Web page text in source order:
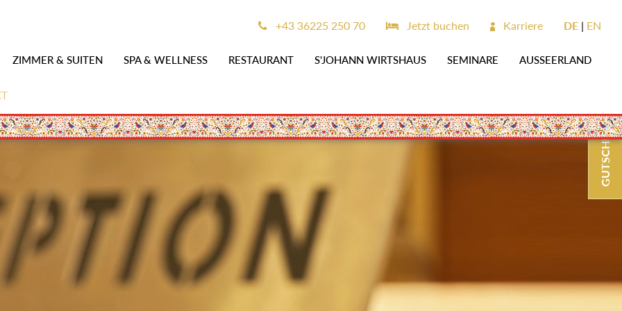
ZIMMER & SUITEN SPA & WELLNESS RESTAURANT S'JOHANN WIRTSHAUS SEMINARE AUSSEERLAND
+43 36225 250 70 Jetzt buchen Karriere DE EN
GUTSCHEINE